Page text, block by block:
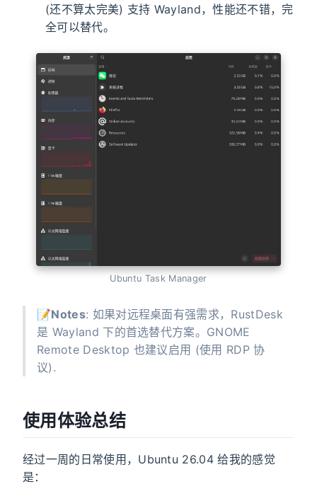
(还不算太完美) 支持 Wayland，性能还不错，完
全可以替代。
Ubuntu Task Manager
📝Notes: 如果对远程桌面有强需求，RustDesk
是 Wayland 下的首选替代方案。GNOME
Remote Desktop 也建议启用 (使用 RDP 协
议).
使用体验总结
经过一周的日常使用，Ubuntu 26.04 给我的感觉
是：